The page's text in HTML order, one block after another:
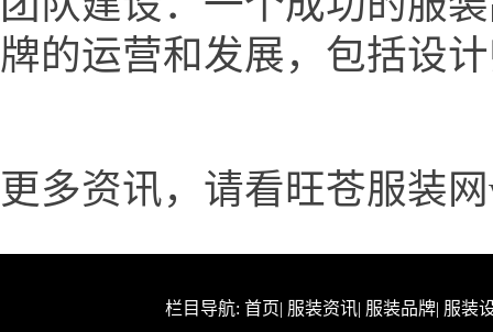
牌的运营和发展，包括设
更多资讯，请看旺苍服装
栏目导航: 首页| 服装资讯| 服装品牌| 服装